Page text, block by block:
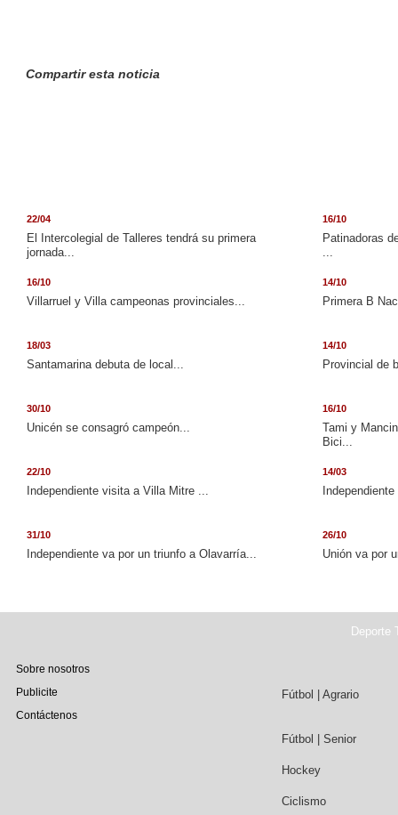
Compartir esta noticia
22/04
El Intercolegial de Talleres tendrá su primera
jornada...
16/10
Patinadoras
...
16/10
Villarruel y Villa campeonas provinciales...
14/10
Primera B
18/03
Santamarina debuta de local...
14/10
Provincial de
30/10
Unicén se consagró campeón...
16/10
Tami y
Bici...
22/10
Independiente visita a Villa Mitre ...
14/03
31/10
Independiente va por un triunfo a Olavarría...
26/10
Unión va por
Deporte
Sobre nosotros
Publicite
Contáctenos
Fútbol | Agrario
Fútbol | Senior
Hockey
Ciclismo